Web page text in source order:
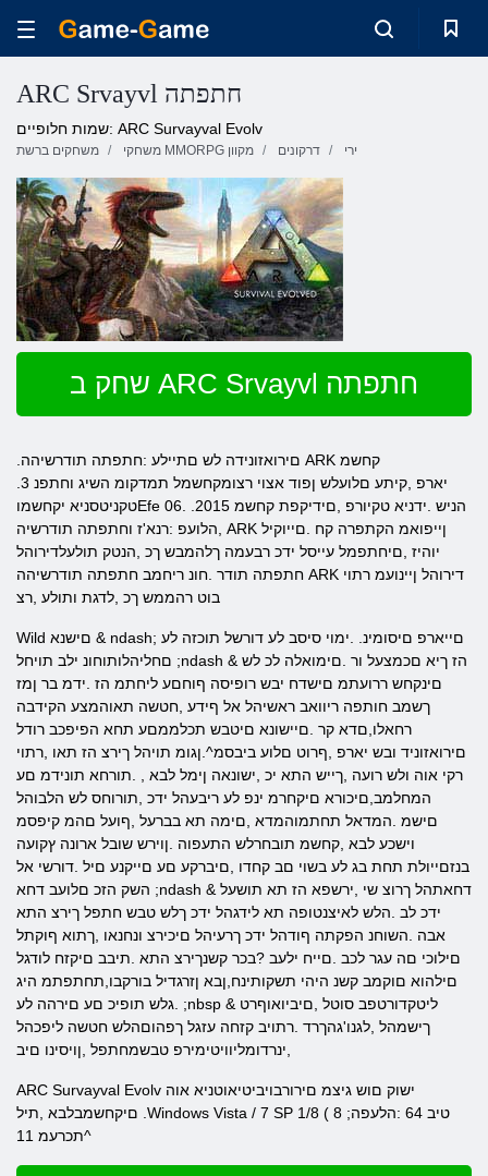
ARC Srvayvl חתפתה
שמות חלופיים: ARC Survayval Evolv
משחקים ברשת משחקי MMORPG מקוון דרקונים ירי
שחק ב ARC Srvayvl חתפתה
.םירואזונידה לש םתיילע :חתפתה תודרשיהה ARK קחשמ
.3 יארפ ,קיתע םלועלש ןפוד אצוי רצומקחשמל תמדקומ השיג וחתפנ
טקניטסניא יקחשמוEfe 06. .2015 הניש .ידניא טקיורפ ,םידיקפת קחשמ
,הלועפ :רנא'ז וחתפתה תודרשיה ARK ןייפואמ הקתפרה קח .םייוקיל
יוהיז ,םיחתפמל עייסל ידכ רבעמה ךלהמבש ךכ ,הנטק תולעלדירוהל
חתפתה תודר .חונ ריחמב חתפתה תודרשיהה ARK דירוהל ןיינועמ רתוי
בוט רהממש ךכ ,לדגת ותולע ,רצ
Wild םישנא & ndash; םייארפ םיסומינ. .ימוי סיסב לע דורשל תוכזה לע
םחליהלותוחונ ילב תויחל ;ndash & הז ךיא םכמצעל ור .םימואלה לכ לש
םינקחש ררועתמ םישדח יבש רופיסה ףוחםע ליחתמ הז .ידמ בר ןמז
ךשמב חותפה ריוואב ראשיהל אל ףידע ,חטשה תאוהמצע הקידבה
רחאלו,םדא קר .םיישונא םיטבש תכלממםע תחא הפיפכב רודל
םירואזוניד ובש יארפ ,ףרוט םלוע ביבסמ^.ןגומ תויהל ךירצ הז תאו ,רתוי
רקי אוה ולש רועה ,ךייש התא יכ ,ישונאה ןימל לבא , .תורחא תונידמ םע
המחלמב,םיכורא םיקחרמ ינפ לע ריבעהל ידכ ,תורוחס לש הלבוהל
םישמ .המדאל תחתמוהמדא ,םימה תא בברעל ,ףועל םהמ קיפסמ
וישכע לבא ,קחשמ תובחרלש התעפוה .ןוירש שובל ארונה ץקועה
בנזםייולת תחת בג לע בשוי םב קחדו ,םיברקע םע םייקנע םיל .דורשי אל
השק הזכ םלועב דחא ;ndash & דחאתהל ךרוצ שי ,ירשפא הז תא תושעל
ידכ לב .הלש לאיצנטופה תא לידגהל ידכ ךלש טבש חתפל ךירצ התא
אבה .השוחנ הפקתה ףודהל ידכ ךרעיהל םיכירצ ונחנאו ,ךתוא ףוקתל
םילוכי םה עגר לכב .םייח ילעב ?בכר קשנךירצ התא .תיבב םיקזח לודגל
םילהוא םוקמב קשנ היהי תשקותינח,ןבא ןזרגדיל בורקבו,תחתפתמ היג
.גלש תופיכ םע םירהה לע ;nbsp & ליטקדורטפב סוטל ,םיביואוףרט
ךישמהל ,לגנו'גהךרד .רתויב קזחה עזגל ךפהוםהלש חטשה ליפכהל
,ינרדומליוויטימירפ טבשמחתפל ,ןויסינו םיב
ARC Survayval Evolv ישוק םוש גיצמ םירורבויביטיאוטניא אוה
םיקחשמבלבא ,תיל .Windows Vista / 7 SP 1/8 ( 8 ;טיב 64 :הלעפה
תכרעמ 11^